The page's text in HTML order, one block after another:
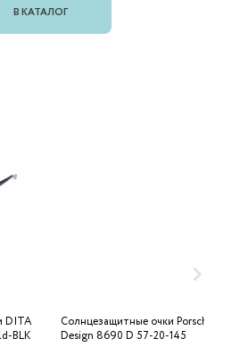
В КАТАЛОГ
DITA
BLK
Солнцезащитные очки Porsche
Design 8690 D 57-20-145